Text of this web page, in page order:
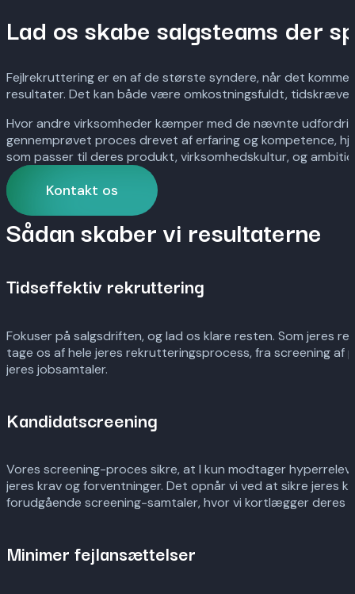
Lad os skabe salgsteams der
Fejlrekruttering er en af de største syndere, når det
resultater. Det kan både være omkostningsfuldt,
Hvor andre virksomheder kæmper med de nævnte
gennemprøvet proces drevet af erfaring og kompetence,
som passer til deres produkt, virksomhedskultur, og
Kontakt os
Sådan skaber vi resultaterne
Tidseffektiv rekruttering
Fokuser på salgsdriften, og lad os klare resten. Som jeres
tage os af hele jeres rekrutteringsprocess, fra screening af
jeres jobsamtaler.
Kandidatscreening
Vores screening-proces sikre, at I kun modtager
jeres krav og forventninger. Det opnår vi ved at sikre jeres
forudgående screening-samtaler, hvor vi kortlægger deres
Minimer fejlansættelser